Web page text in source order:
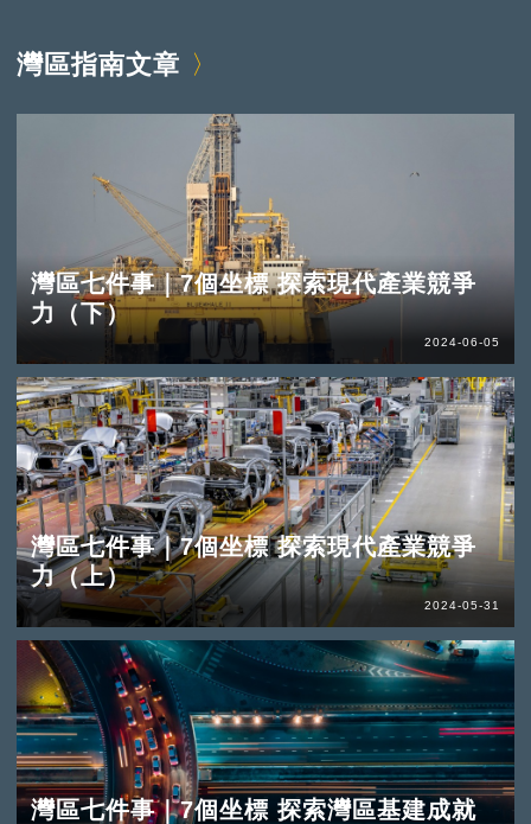
灣區指南文章
灣區七件事｜7個坐標 探索現代產業競爭
力（下）
2024-06-05
灣區七件事｜7個坐標 探索現代產業競爭
力（上）
2024-05-31
灣區七件事｜7個坐標 探索灣區基建成就